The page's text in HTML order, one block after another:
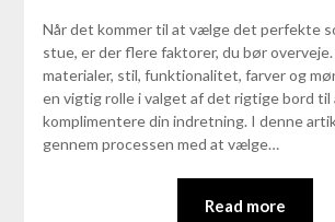
Når det kommer til at vælge det perfekte
stue, er der flere faktorer, du bør
materialer, stil, funktionalitet, farver og
en vigtig rolle i valget af det rigtige bord til
komplimentere din indretning. I denne
gennem processen med at vælge…
Read more